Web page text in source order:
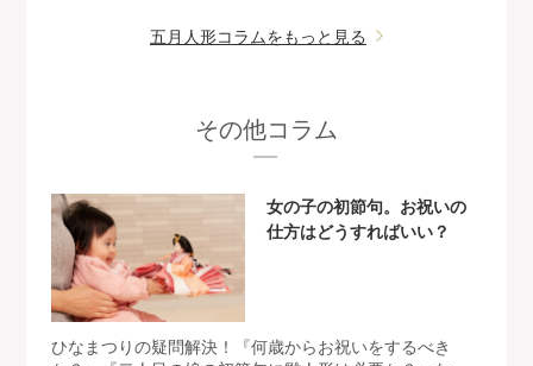
五月人形コラムをもっと見る
その他コラム
女の子の初節句。お祝いの
仕方はどうすればいい？
ひなまつりの疑問解決！『何歳からお祝いをするべき